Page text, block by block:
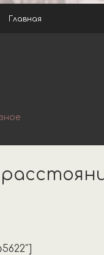
Главная